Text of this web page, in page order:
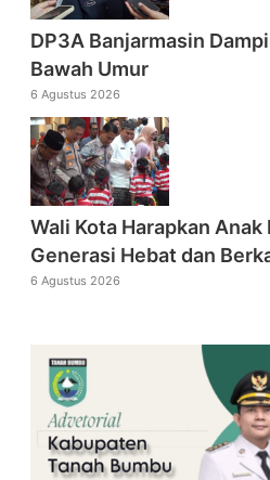
DP3A Banjarmasin
Bawah Umur
6 Agustus 2026
Wali Kota Harapkan Anak
Generasi Hebat dan
6 Agustus 2026